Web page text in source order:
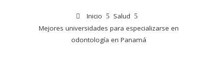
Inicio
Salud
Mejores universidades para especializarse en
odontología en Panamá